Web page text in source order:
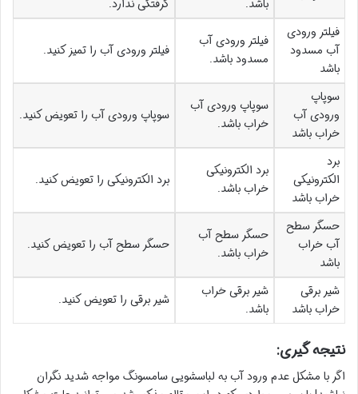
باشد.
گرفتگی ندارد.
فیلتر ورودی
آب مسدود
باشد
فیلتر ورودی آب
مسدود باشد.
فیلتر ورودی آب را تمیز کنید.
سوپاپ
ورودی آب
خراب باشد
سوپاپ ورودی آب
خراب باشد.
سوپاپ ورودی آب را تعویض کنید.
برد
الکترونیکی
خراب باشد
برد الکترونیکی
خراب باشد.
برد الکترونیکی را تعویض کنید.
حسگر سطح
آب خراب
باشد
حسگر سطح آب
خراب باشد.
حسگر سطح آب را تعویض کنید.
شیر برقی
خراب باشد
شیر برقی خراب
باشد.
شیر برقی را تعویض کنید.
نتیجه گیری:
اگر با مشکل عدم ورود آب به لباسشویی سامسونگ مواجه شدید نگران